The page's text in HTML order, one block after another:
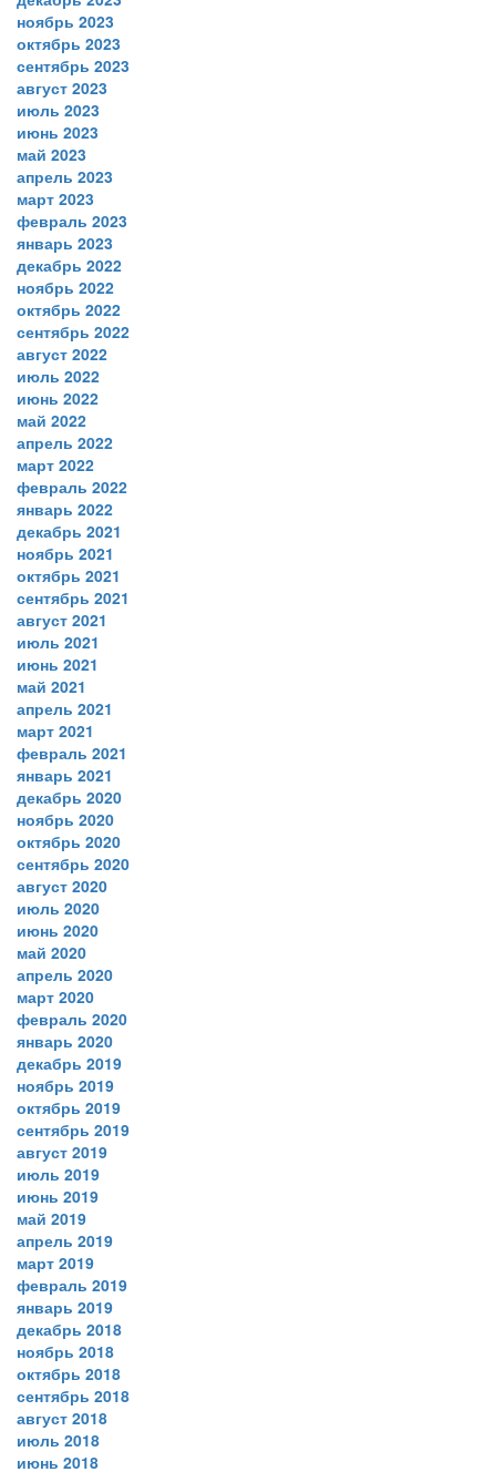
ноябрь 2023
октябрь 2023
сентябрь 2023
август 2023
июль 2023
июнь 2023
май 2023
апрель 2023
март 2023
февраль 2023
январь 2023
декабрь 2022
ноябрь 2022
октябрь 2022
сентябрь 2022
август 2022
июль 2022
июнь 2022
май 2022
апрель 2022
март 2022
февраль 2022
январь 2022
декабрь 2021
ноябрь 2021
октябрь 2021
сентябрь 2021
август 2021
июль 2021
июнь 2021
май 2021
апрель 2021
март 2021
февраль 2021
январь 2021
декабрь 2020
ноябрь 2020
октябрь 2020
сентябрь 2020
август 2020
июль 2020
июнь 2020
май 2020
апрель 2020
март 2020
февраль 2020
январь 2020
декабрь 2019
ноябрь 2019
октябрь 2019
сентябрь 2019
август 2019
июль 2019
июнь 2019
май 2019
апрель 2019
март 2019
февраль 2019
январь 2019
декабрь 2018
ноябрь 2018
октябрь 2018
сентябрь 2018
август 2018
июль 2018
июнь 2018